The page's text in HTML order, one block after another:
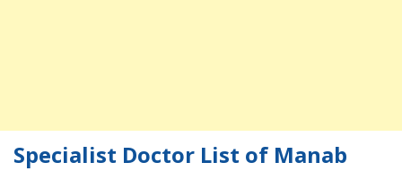
Specialist Doctor List of Manab